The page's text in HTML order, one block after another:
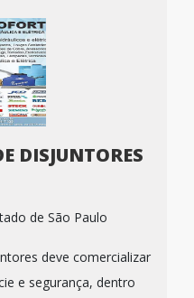
DISJUNTORES
de São Paulo
deve comercializar
e segurança, dentro